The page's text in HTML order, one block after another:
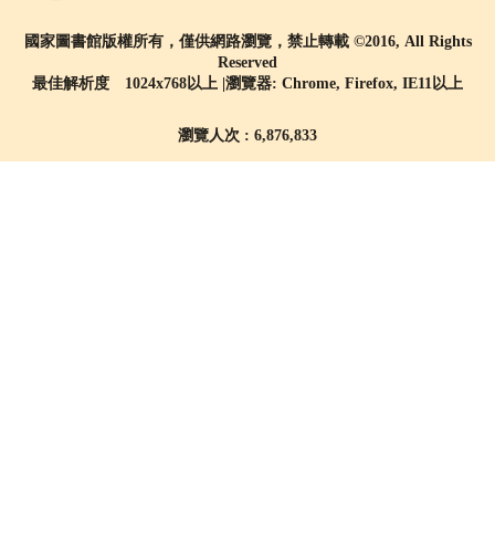
國家圖書館版權所有，僅供網路瀏覽，禁止轉載 ©2016, All Rights
Reserved
最佳解析度 1024x768以上 |瀏覽器: Chrome, Firefox, IE11以上
瀏覽人次 : 6,876,833